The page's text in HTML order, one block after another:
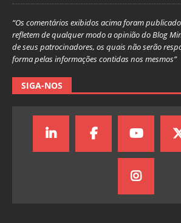
“Os comentários exibidos acima foram
refletem de qualquer modo a opinião do Blog
de seus patrocinadores, os quais não serão
forma pelas informações contidas nos mesmos”
SIGA-NOS